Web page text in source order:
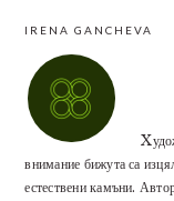
IRENA GANCHEVA
внимание бижута са
естествени камъни.